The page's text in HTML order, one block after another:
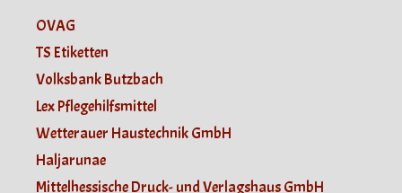
OVAG
TS Etiketten
Volksbank Butzbach
Lex Pflegehilfsmittel
Wetterauer Haustechnik GmbH
Haljarunae
Mittelhessische Druck- und Verlagshaus GmbH